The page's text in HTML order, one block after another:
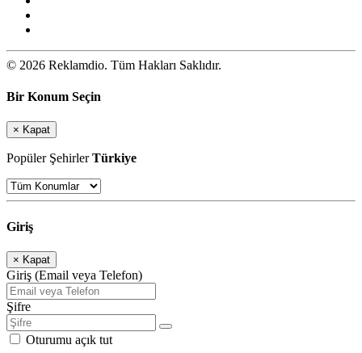
© 2026 Reklamdio. Tüm Hakları Saklıdır.
Bir Konum Seçin
× Kapat
Popüler ŞehirlerTürkiye
Giriş
× Kapat
Giriş (Email veya Telefon)
Şifre
Oturumu açık tut